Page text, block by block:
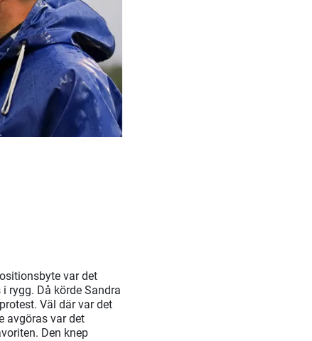
var det
rygg. Då körde Sandra
Väl där var det
avgöras var det
Den knep